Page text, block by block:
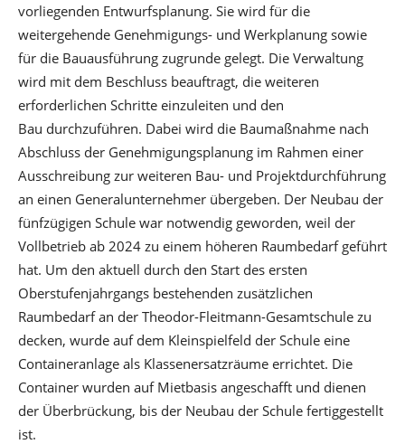
vorliegenden Entwurfsplanung. Sie wird für die
weitergehende Genehmigungs- und Werkplanung sowie
für die Bauausführung zugrunde gelegt. Die Verwaltung
wird mit dem Beschluss beauftragt, die weiteren
erforderlichen Schritte einzuleiten und den
Bau durchzuführen. Dabei wird die Baumaßnahme nach
Abschluss der Genehmigungsplanung im Rahmen einer
Ausschreibung zur weiteren Bau- und Projektdurchführung
an einen Generalunternehmer übergeben. Der Neubau der
fünfzügigen Schule war notwendig geworden, weil der
Vollbetrieb ab 2024 zu einem höheren Raumbedarf geführt
hat. Um den aktuell durch den Start des ersten
Oberstufenjahrgangs bestehenden zusätzlichen
Raumbedarf an der Theodor-Fleitmann-Gesamtschule zu
decken, wurde auf dem Kleinspielfeld der Schule eine
Containeranlage als Klassenersatzräume errichtet. Die
Container wurden auf Mietbasis angeschafft und dienen
der Überbrückung, bis der Neubau der Schule fertiggestellt
ist.